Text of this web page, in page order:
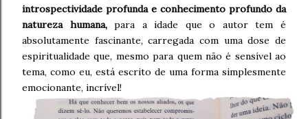
introspectividade profunda e conhecimento profundo da
natureza humana,para a idade que o autor tem é
absolutamente fascinante, carregada com uma dose de
espiritualidade que, mesmo para quem não é sensível ao
tema, como eu, está escrito de uma forma simplesmente
emocionante, incrível!